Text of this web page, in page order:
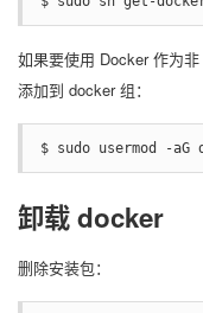
如果要使用 Docker 作为
添加到 docker 组：
$ sudo usermod -
卸载 docker
删除安装包：